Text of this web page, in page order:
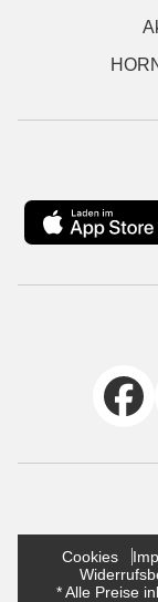
Cookies
* Alle Preise